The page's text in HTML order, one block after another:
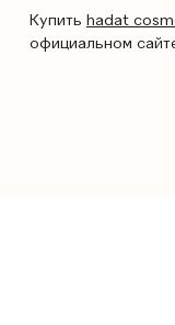
Купить hadat
официальном